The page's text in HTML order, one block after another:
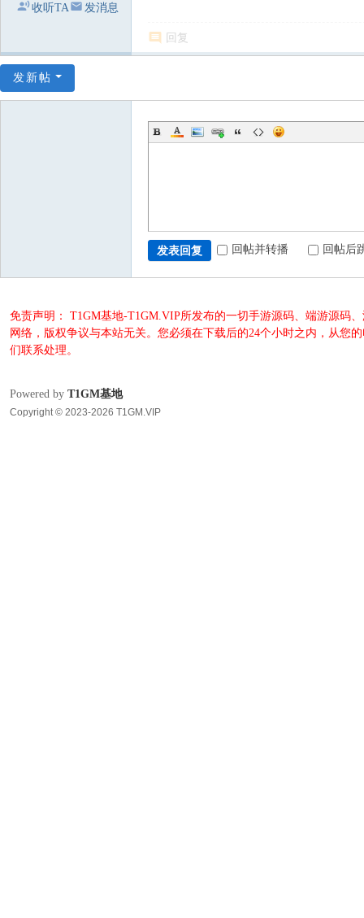
收听TA 发消息
回复
发新帖
发表回复 回帖并转播 回帖后
免责声明： T1GM基地-T1GM.VIP所发布的一切手游源码、端游源码
网络，版权争议与本站无关。您必须在下载后的24个小时之内，从您
们联系处理。
Powered by T1GM基地
Copyright © 2023-2026 T1GM.VIP